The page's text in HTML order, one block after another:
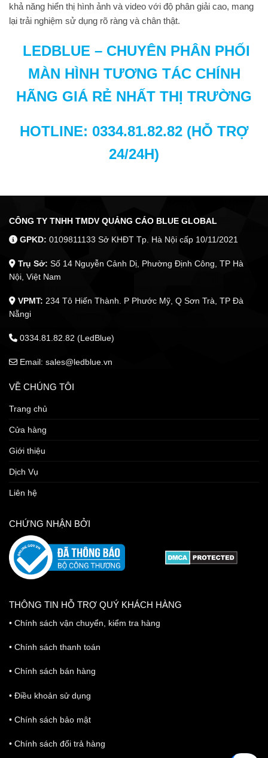
khả năng hiển thị hình ảnh và video với độ phân giải cao, mang
lại trải nghiệm sử dụng rõ ràng và chân thật.
LEDBLUE – CHUYÊN PHÂN PHỐI
MÀN HÌNH TƯƠNG TÁC CHÍNH
HÃNG GIÁ RẺ NHẤT THỊ TRƯỜNG
HOTLINE: 0334.81.82.82 (HỖ TRỢ
24/24H)
CÔNG TY TNHH TMDV QUẢNG CÁO BLUE GLOBAL
GPKD: 0109811133 Sở KHĐT Tp. Hà Nội cấp 10/11/2021
Trụ Sở: Số 14 Nguyễn Cảnh Dị, Phường Định Công, TP Hà
Nội, Việt Nam
VPMT: 234 Tô Hiến Thành. P Phước Mỹ, Q Sơn Trà, TP Đà
Nẵngi
0334.81.82.82 (LedBlue)
Email: sales@ledblue.vn
VỀ CHÚNG TÔI
Trang chủ
Cửa hàng
Giới thiệu
Dịch Vụ
Liên hệ
CHỨNG NHẬN BỞI
THÔNG TIN HỖ TRỢ QUÝ KHÁCH HÀNG
• Chính sách vận chuyển, kiểm tra hàng
• Chính sách thanh toán
• Chính sách bán hàng
• Điều khoản sử dụng
• Chính sách bảo mật
• Chính sách đổi trả hàng